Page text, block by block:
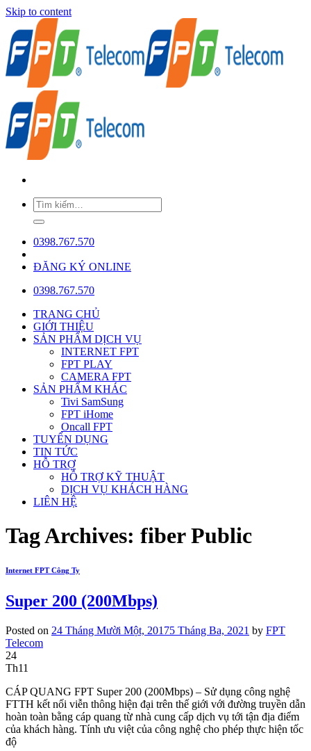
Skip to content
0398.767.570
ĐĂNG KÝ ONLINE
0398.767.570
TRANG CHỦ
GIỚI THIỆU
SẢN PHẨM DỊCH VỤ
INTERNET FPT
FPT PLAY
CAMERA FPT
SẢN PHẨM KHÁC
Tivi SamSung
FPT iHome
Oncall FPT
TUYỂN DỤNG
TIN TỨC
HỖ TRỢ
HỖ TRỢ KỸ THUẬT
DỊCH VỤ KHÁCH HÀNG
LIÊN HỆ
Tag Archives: fiber Public
Internet FPT Công Ty
Super 200 (200Mbps)
Posted on 24 Tháng Mười Một, 20175 Tháng Ba, 2021 by FPT
Telecom
24
Th11
CÁP QUANG FPT Super 200 (200Mbps) – Sử dụng công nghệ
FTTH kết nối viễn thông hiện đại trên thế giới với đường truyền dẫn
hoàn toàn bằng cáp quang từ nhà cung cấp dịch vụ tới tận địa điểm
của khách hàng. Tính ưu việt của công nghệ cho phép thực hiện tốc
độ